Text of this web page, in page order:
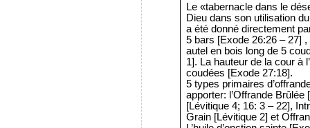
Le «tabernacle dans le
Dieu dans son utilisation
a été donné directement
5 bars [Exode 26:26 – 27]
autel en bois long de 5
1]. La hauteur de la cour à
coudées [Exode 27:18].
5 types primaires
apporter: l’Offrande
[Lévitique 4; 16: 3 – 22],
Grain [Lévitique 2] et